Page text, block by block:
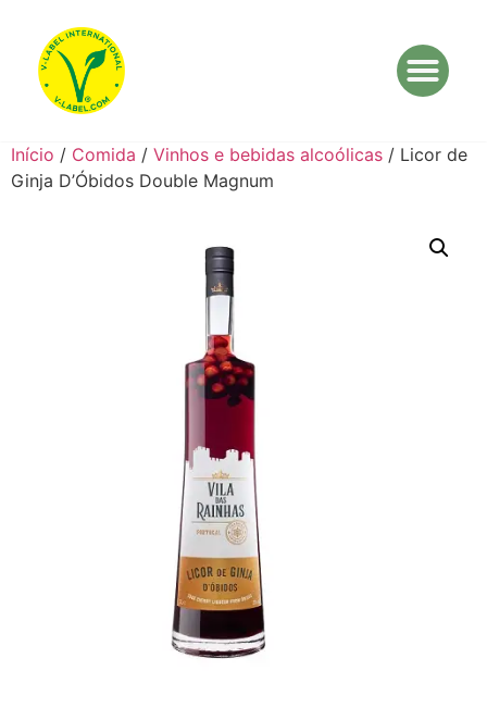
Início / Comida / Vinhos e bebidas alcoólicas / Licor de
Ginja D’Óbidos Double Magnum